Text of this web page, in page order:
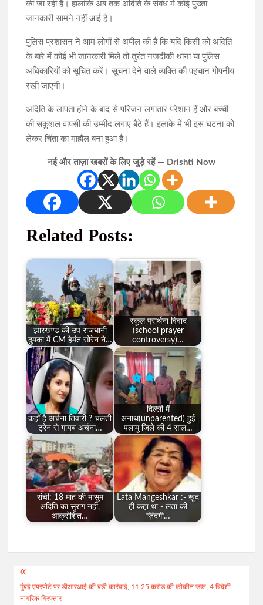
की जा रही है। हालांकि अब तक अदिति के संबंध में कोई पुख्ता
जानकारी सामने नहीं आई है।
पुलिस प्रशासन ने आम लोगों से अपील की है कि यदि किसी को अदिति
के बारे में कोई भी जानकारी मिले तो तुरंत नजदीकी थाना या पुलिस
अधिकारियों को सूचित करें। सूचना देने वाले व्यक्ति की पहचान गोपनीय
रखी जाएगी।
अदिति के लापता होने के बाद से परिजन लगातार परेशान हैं और बच्ची
की सकुशल वापसी की उम्मीद लगाए बैठे हैं। इलाके में भी इस घटना को
लेकर चिंता का माहौल बना हुआ है।
नई और ताज़ा खबरों के लिए जुड़े रहें — Drishti Now
Related Posts:
झारखण्ड की उप राजधानी
दुमका में CM हेमंत सोरेन ने…
स्कूल प्रार्थना विवाद
(school prayer
controversy)…
कहाँ है अर्चना तिवारी ? चलती
ट्रेन से गायब अर्चना…
दिल्ली में
अनाथ(unparented) हुई
पलामू जिले की 4 साल…
रांची: 18 माह की मासूम
अदिति का सुराग नहीं,
आक्रोशित…
Lata Mangeshkar :- खुद
ही कहा था - लता की
ज़िंदगी…
Post
navigation
मुंबई एयरपोर्ट पर डीआरआई की बड़ी कार्रवाई, 11.25 करोड़ की कोकीन जब्त; 4 विदेशी
नागरिक गिरफ्तार